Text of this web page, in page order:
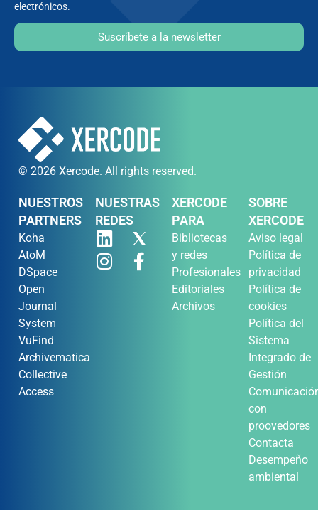
electrónicos.
Suscríbete a la newsletter
© 2026 Xercode. All rights reserved.
NUESTROS
PARTNERS
Koha
AtoM
DSpace
Open
Journal
System
VuFind
Archivematica
Collective
Access
NUESTRAS
REDES
XERCODE
PARA
Bibliotecas
y redes
Profesionales
Editoriales
Archivos
SOBRE
XERCODE
Aviso legal
Política de
privacidad
Política de
cookies
Política del
Sistema
Integrado de
Gestión
con
proovedores
Contacta
Desempeño
ambiental